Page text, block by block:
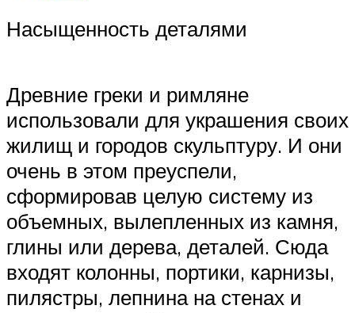
Насыщенность деталями
Древние греки и римляне
использовали для украшения своих
жилищ и городов скульптуру. И они
очень в этом преуспели,
сформировав целую систему из
объемных, вылепленных из камня,
глины или дерева, деталей. Сюда
входят колонны, портики, карнизы,
пилястры, лепнина на стенах и